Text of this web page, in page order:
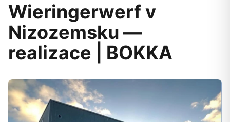
Wieringerwerf v
Nizozemsku —
realizace | BOKKA